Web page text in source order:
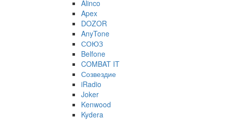
Alinco
Apex
DOZOR
AnyTone
СОЮЗ
Belfone
COMBAT IT
Созвездие
iRadio
Joker
Kenwood
Kydera